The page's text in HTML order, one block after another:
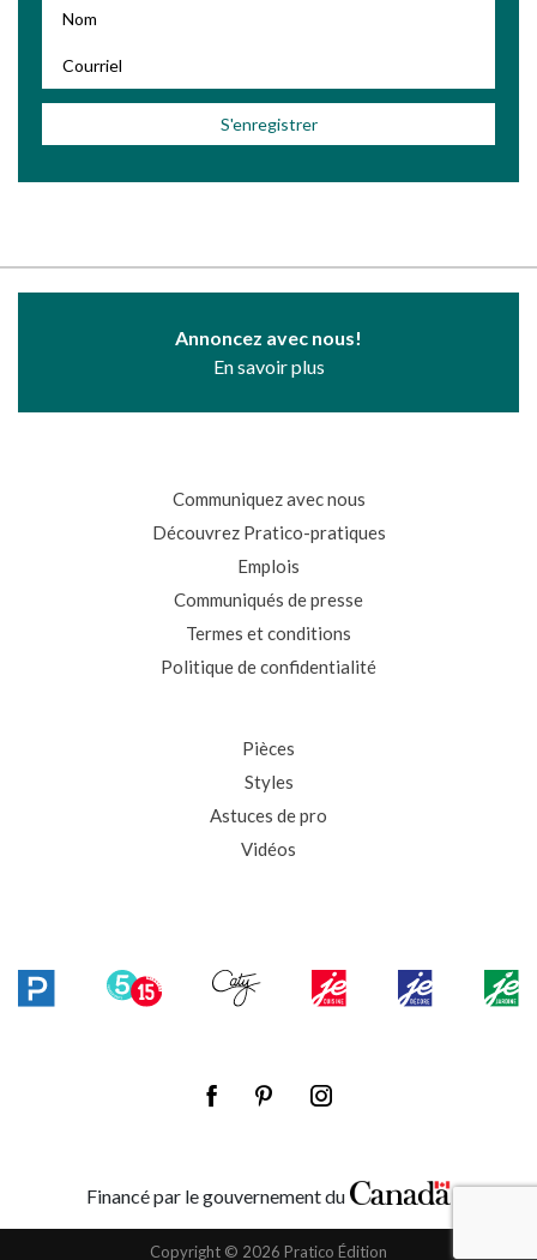
Annoncez avec nous!
En savoir plus
Communiquez avec nous
Découvrez Pratico-pratiques
Emplois
Communiqués de presse
Termes et conditions
Politique de confidentialité
Pièces
Styles
Astuces de pro
Vidéos
Financé par le gouvernement du
Copyright © 2026 Pratico Édition